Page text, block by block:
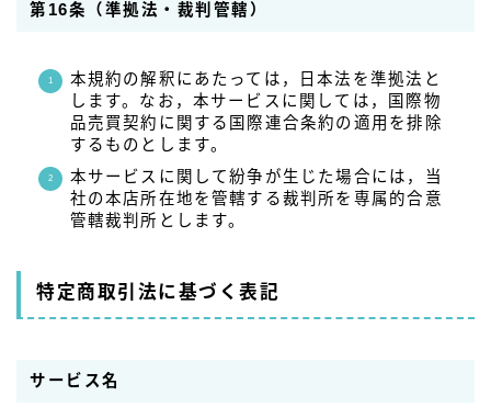
第16条（準拠法・裁判管轄）
本規約の解釈にあたっては，日本法を準拠法と
します。なお，本サービスに関しては，国際物
品売買契約に関する国際連合条約の適用を排除
するものとします。
本サービスに関して紛争が生じた場合には，当
社の本店所在地を管轄する裁判所を専属的合意
管轄裁判所とします。
特定商取引法に基づく表記
サービス名